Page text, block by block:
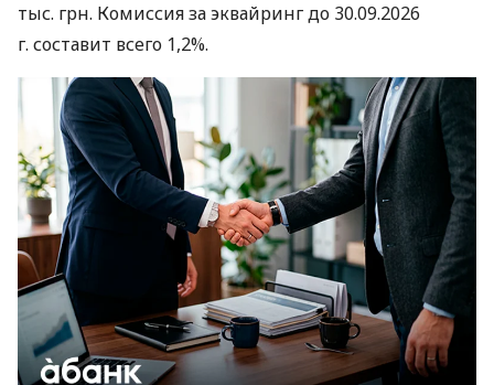
тыс. грн. Комиссия за эквайринг до 30.09.2026
г. составит всего 1,2%.